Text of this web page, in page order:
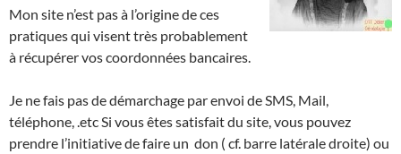
Mon site n’est pas à l’origine de ces
pratiques qui visent très probablement
à récupérer vos coordonnées bancaires.
Je ne fais pas de démarchage par envoi de SMS, Mail,
téléphone, .etc Si vous êtes satisfait du site, vous pouvez
prendre l’initiative de faire un don ( cf. barre latérale droite) ou